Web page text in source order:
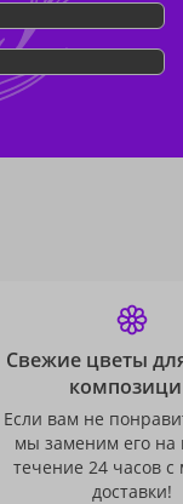
Свежие цветы
Если вам не
мы заменим его на
течение 24 часов с
доставки!